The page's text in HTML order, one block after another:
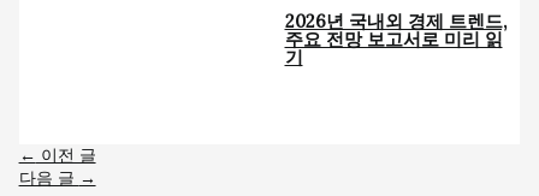
2026년 국내외 경제 트렌드,
주요 전망 보고서로 미리 읽
기
← 이전 글
다음 글 →